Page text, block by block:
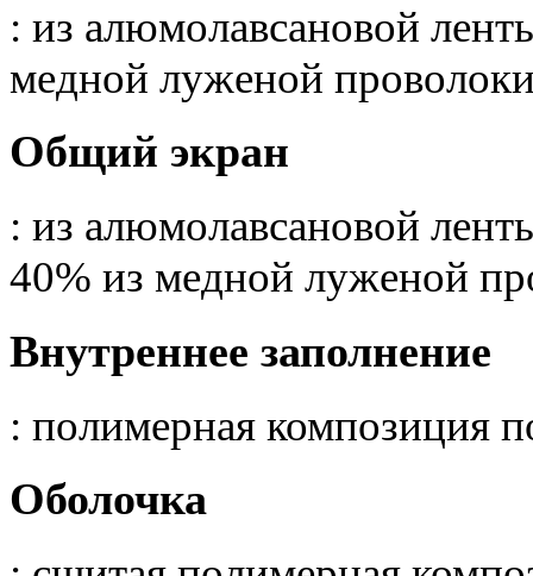
: из алюмолавсановой
медной луженой
Общий экран
: из алюмолавсановой
40% из медной луженой
Внутреннее заполнение
: полимерная композиция
Оболочка